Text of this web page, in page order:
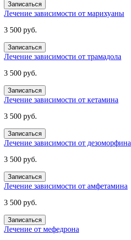
Записаться
Лечение зависимости от марихуаны
3 500 руб.
Записаться
Лечение зависимости от трамадола
3 500 руб.
Записаться
Лечение зависимости от кетамина
3 500 руб.
Записаться
Лечение зависимости от дезоморфина
3 500 руб.
Записаться
Лечение зависимости от амфетамина
3 500 руб.
Записаться
Лечение от мефедрона